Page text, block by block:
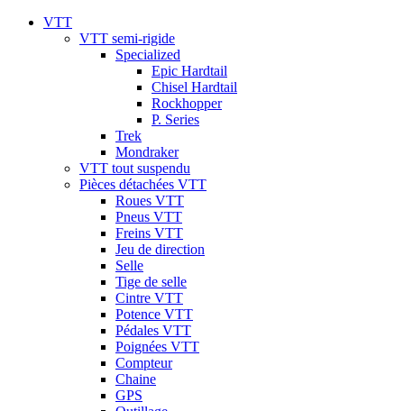
VTT
VTT semi-rigide
Specialized
Epic Hardtail
Chisel Hardtail
Rockhopper
P. Series
Trek
Mondraker
VTT tout suspendu
Pièces détachées VTT
Roues VTT
Pneus VTT
Freins VTT
Jeu de direction
Selle
Tige de selle
Cintre VTT
Potence VTT
Pédales VTT
Poignées VTT
Compteur
Chaine
GPS